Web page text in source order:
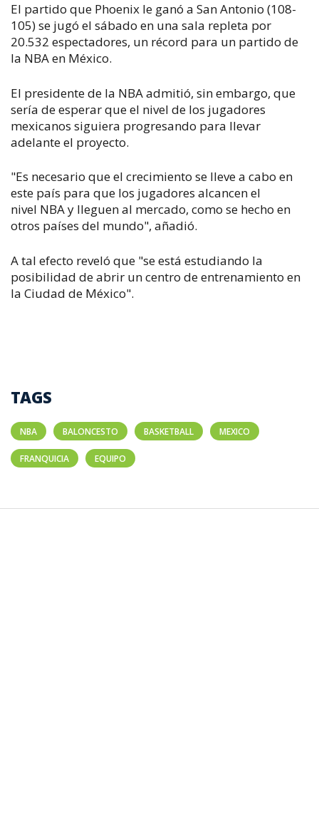
El partido que Phoenix le ganó a San Antonio (108-
105) se jugó el sábado en una sala repleta por
20.532 espectadores, un récord para un partido de
la NBA en México.
El presidente de la NBA admitió, sin embargo, que
sería de esperar que el nivel de los jugadores
mexicanos siguiera progresando para llevar
adelante el proyecto.
"Es necesario que el crecimiento se lleve a cabo en
este país para que los jugadores alcancen el
nivel NBA y lleguen al mercado, como se hecho en
otros países del mundo", añadió.
A tal efecto reveló que "se está estudiando la
posibilidad de abrir un centro de entrenamiento en
la Ciudad de México".
TAGS
NBA BALONCESTO BASKETBALL MEXICO
FRANQUICIA EQUIPO